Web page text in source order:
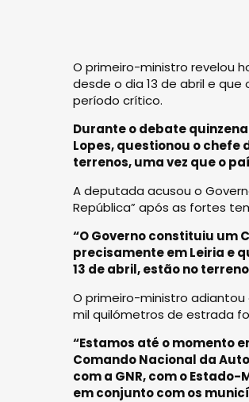
O primeiro-ministro revelou
desde o dia 13 de abril e
período crítico.
Durante o debate
Lopes, questionou o chefe
terrenos, uma vez que o
A deputada acusou o
República” após as fortes
“O Governo constituiu um
precisamente em Leiria e
13 de abril, estão no
O primeiro-ministro
mil quilómetros de estrada
“Estamos até o momento
Comando Nacional da
com a GNR, com o
em conjunto com os